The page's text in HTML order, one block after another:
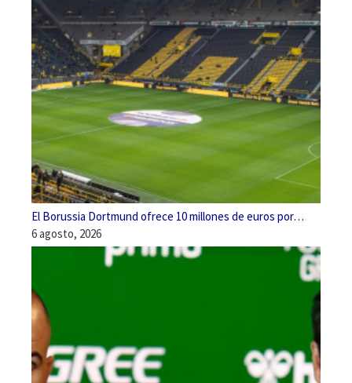
El Borussia Dortmund ofrece 10 millones de euros por…
6 agosto, 2026